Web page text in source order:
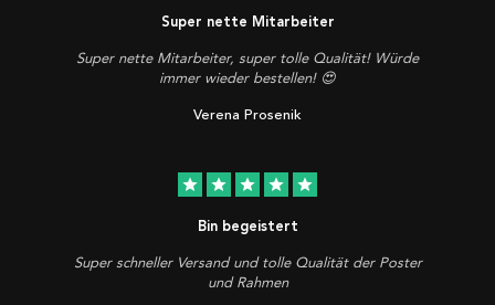
Super nette Mitarbeiter
Super nette Mitarbeiter, super tolle Qualität! Würde
immer wieder bestellen! 😍
Verena Prosenik
star star star star star
Bin begeistert
Super schneller Versand und tolle Qualität der Poster
und Rahmen